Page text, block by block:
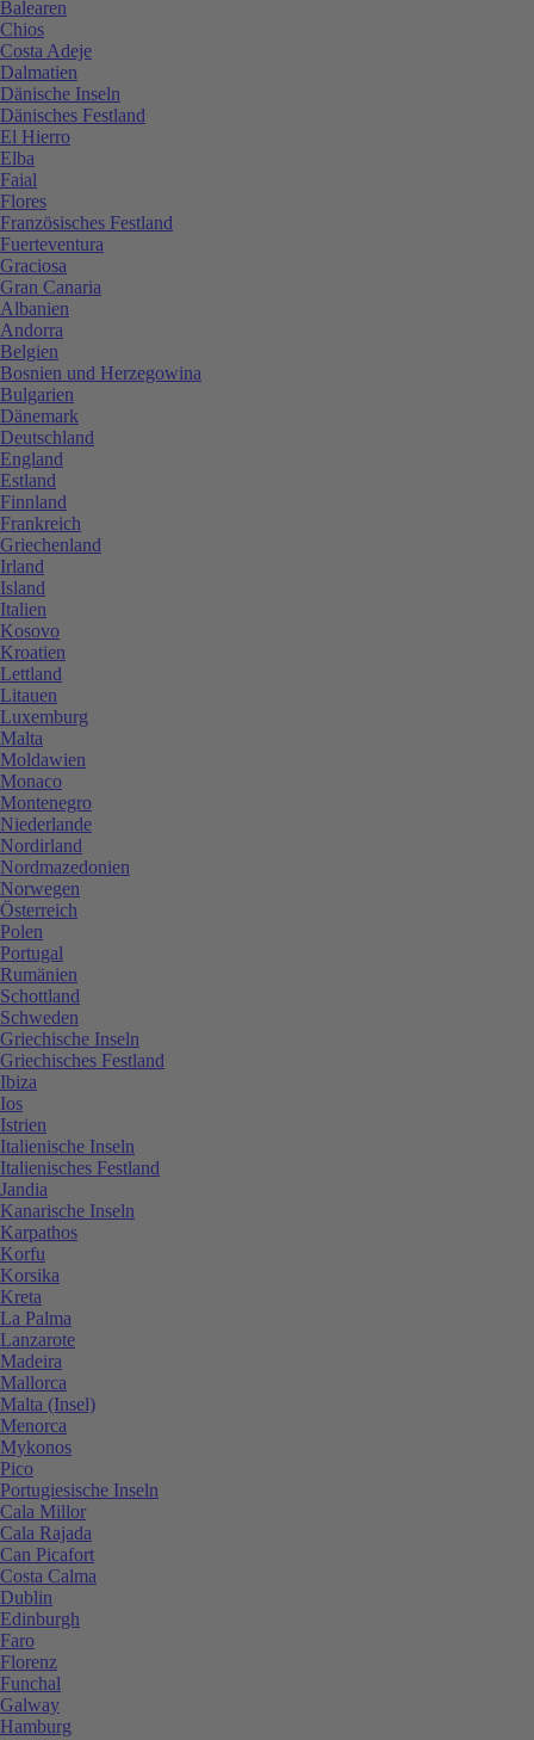
Balearen
Chios
Costa Adeje
Dalmatien
Dänische Inseln
Dänisches Festland
El Hierro
Elba
Faial
Flores
Französisches Festland
Fuerteventura
Graciosa
Gran Canaria
Albanien
Andorra
Belgien
Bosnien und Herzegowina
Bulgarien
Dänemark
Deutschland
England
Estland
Finnland
Frankreich
Griechenland
Irland
Island
Italien
Kosovo
Kroatien
Lettland
Litauen
Luxemburg
Malta
Moldawien
Monaco
Montenegro
Niederlande
Nordirland
Nordmazedonien
Norwegen
Österreich
Polen
Portugal
Rumänien
Schottland
Schweden
Griechische Inseln
Griechisches Festland
Ibiza
Ios
Istrien
Italienische Inseln
Italienisches Festland
Jandia
Kanarische Inseln
Karpathos
Korfu
Korsika
Kreta
La Palma
Lanzarote
Madeira
Mallorca
Malta (Insel)
Menorca
Mykonos
Pico
Portugiesische Inseln
Cala Millor
Cala Rajada
Can Picafort
Costa Calma
Dublin
Edinburgh
Faro
Florenz
Funchal
Galway
Hamburg